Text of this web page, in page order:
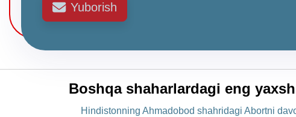
Yuborish
Boshqa shaharlardagi eng
Hindistonning Ahmadobod shahridagi Abortni